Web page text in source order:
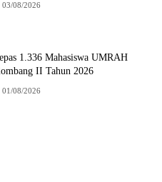
03/08/2026
1.336 Mahasiswa UMRAH
II Tahun 2026
01/08/2026